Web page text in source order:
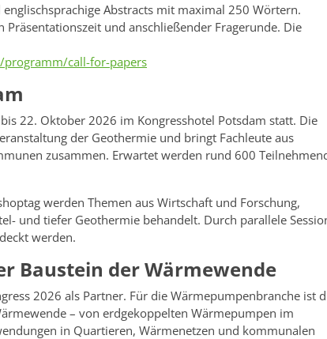
Abstracts mit maximal 250 Wörtern.
und anschließender Fragerunde. Die
call-for-papers
22. Oktober 2026 im Kongresshotel Potsdam statt. Die
der Geothermie und bringt Fachleute aus
zusammen. Erwartet werden rund 600
werden Themen aus Wirtschaft und Forschung,
und tiefer Geothermie behandelt. Durch parallele
werden.
Baustein der Wärmewende
2026 als Partner. Für die Wärmepumpenbranche ist
– von erdgekoppelten Wärmepumpen im
in Quartieren, Wärmenetzen und kommunalen